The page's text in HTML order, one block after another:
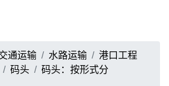
通运输 水路运输
港口工程
码头
码头：按形式分